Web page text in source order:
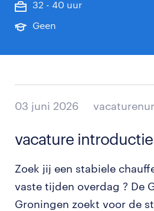
32 - 40 uur
Geen
03 juni 2026
vacature introductie
Zoek jij een stabiele
vaste tijden overdag ? De
Groningen zoekt voor de